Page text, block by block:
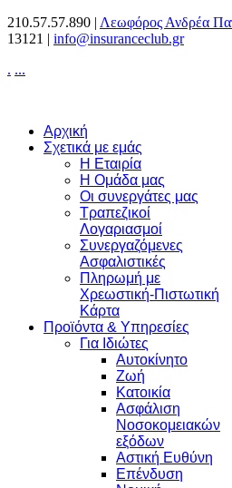
210.57.57.890 | Λεωφόρος Ανδρέα
13121 | info@insuranceclub.gr
. ...
Αρχική
Σχετικά με εμάς
Η Εταιρία
Η Ομάδα μας
Οι συνεργάτες μας
Τραπεζικοί
Λογαριασμοί
Συνεργαζόμενες
Ασφαλιστικές
Πληρωμή με
Χρεωστική-Πιστωτική
Κάρτα
Προϊόντα & Υπηρεσίες
Για Ιδιώτες
Αυτοκίνητο
Ζωή
Κατοικία
Ασφάλιση
Νοσοκομειακών
εξόδων
Αστική Ευθύνη
Επένδυση